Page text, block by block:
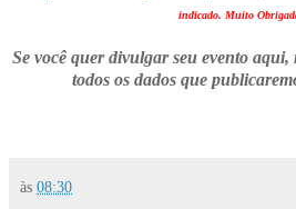
indicado. Muito
Se você quer divulgar seu evento aqui,
todos os dados que
às 08:30